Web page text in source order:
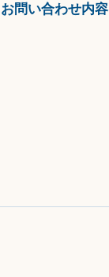
お問い合わせ内容